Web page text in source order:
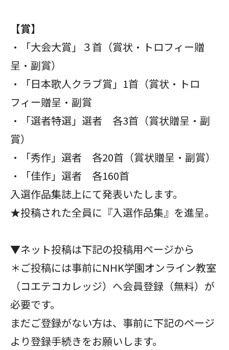
【賞】
・「大会大賞」３首（賞状・トロフィー贈
呈・副賞）
・「日本歌人クラブ賞」1首（賞状・トロ
フィー贈呈・副賞
・「選者特選」選者 各3首（賞状贈呈・副
賞）
・「秀作」選者 各20首（賞状贈呈・副賞）
・「佳作」選者 各160首
入選作品集誌上にて発表いたします。
★投稿された全員に『入選作品集』を進呈。
▼ネット投稿は下記の投稿用ページから
＊ご投稿には事前にNHK学園オンライン教室
（コエテコカレッジ）へ会員登録（無料）が
必要です。
まだご登録がない方は、事前に下記のページ
より登録手続きをお願いします。